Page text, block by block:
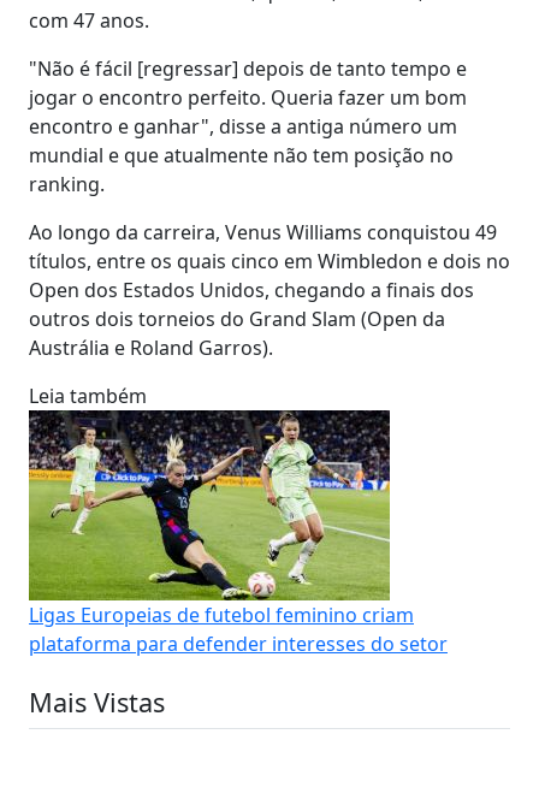
com 47 anos.
"Não é fácil [regressar] depois de tanto tempo e
jogar o encontro perfeito. Queria fazer um bom
encontro e ganhar", disse a antiga número um
mundial e que atualmente não tem posição no
ranking.
Ao longo da carreira, Venus Williams conquistou 49
títulos, entre os quais cinco em Wimbledon e dois no
Open dos Estados Unidos, chegando a finais dos
outros dois torneios do Grand Slam (Open da
Austrália e Roland Garros).
Leia também
Ligas Europeias de futebol feminino criam
plataforma para defender interesses do setor
Mais Vistas